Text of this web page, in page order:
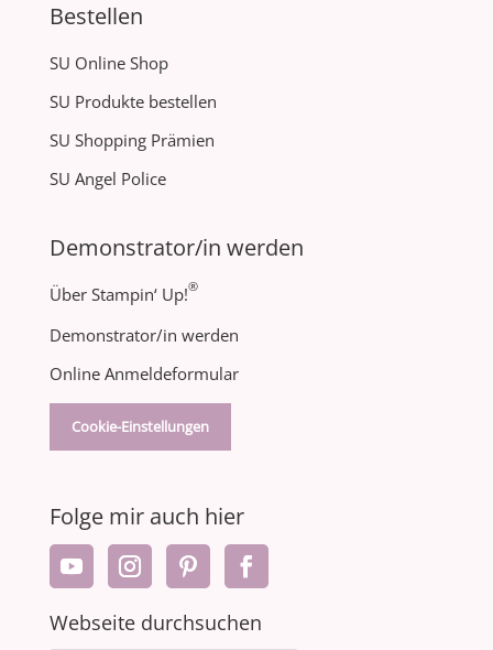
Bestellen
SU Online Shop
SU Produkte bestellen
SU Shopping Prämien
SU Angel Police
Demonstrator/in werden
Über Stampin‘ Up!®
Demonstrator/in werden
Online Anmeldeformular
Cookie-Einstellungen
Folge mir auch hier
Webseite durchsuchen